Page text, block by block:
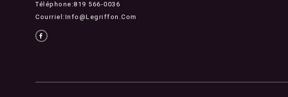
Téléphone:819 566-0036
Courriel:Info@legriffon.com